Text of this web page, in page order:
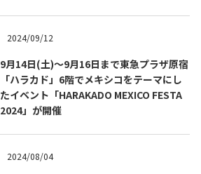
2024/09/12
9月14日(土)～9月16日まで東急プラザ原宿
「ハラカド」6階でメキシコをテーマにし
たイベント「HARAKADO MEXICO FESTA
2024」が開催
2024/08/04